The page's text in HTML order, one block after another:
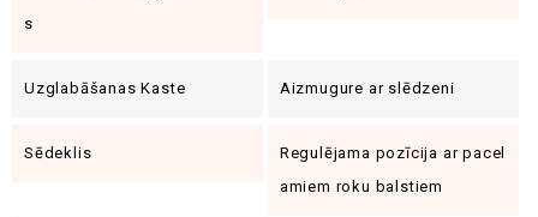
S
Uzglabāšanas Kaste Aizmugure ar slēdzeni
Sēdeklis
Regulējama pozīcija ar pacel
amiem roku balstiem